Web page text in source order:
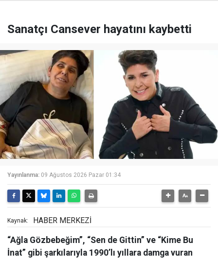
Sanatçı Cansever hayatını kaybetti
Yayınlanma: 09 Ağustos 2026 Pazar 01:34
Kaynak: HABER MERKEZİ
“Ağla Gözbebeğim”, “Sen de Gittin” ve “Kime Bu
İnat” gibi şarkılarıyla 1990’lı yıllara damga vuran